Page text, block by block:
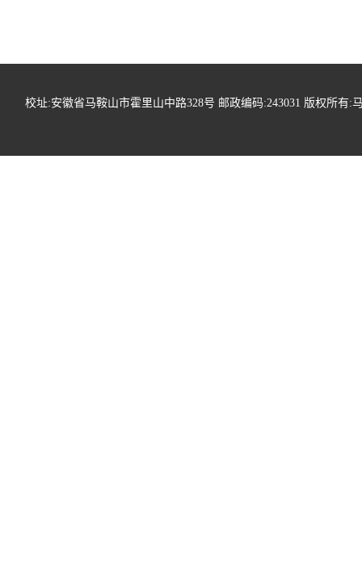
校址:安徽省马鞍山市霍里山中路328号 邮政编码:243031 版权所有